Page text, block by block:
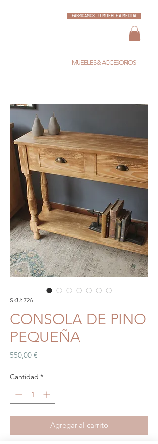
FABRICAMOS TU MUEBLE A MEDIDA
MUEBLES & ACCESORIOS
SKU: 726
CONSOLA DE PINO
PEQUEÑA
550,00 €Precio
Cantidad *
Agregar al carrito